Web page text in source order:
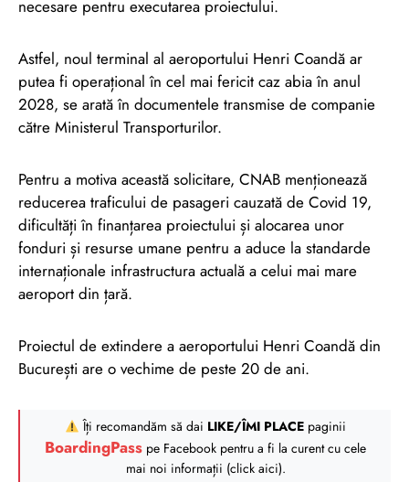
necesare pentru executarea proiectului.
Astfel, noul terminal al aeroportului Henri Coandă ar
putea fi operațional în cel mai fericit caz abia în anul
2028, se arată în documentele transmise de companie
către Ministerul Transporturilor.
Pentru a motiva această solicitare, CNAB menționează
reducerea traficului de pasageri cauzată de Covid 19,
dificultăți în finanțarea proiectului și alocarea unor
fonduri și resurse umane pentru a aduce la standarde
internaționale infrastructura actuală a celui mai mare
aeroport din țară.
Proiectul de extindere a aeroportului Henri Coandă din
București are o vechime de peste 20 de ani.
Îți recomandăm să dai LIKE/ÎMI PLACEpaginii
BoardingPass pe Facebook pentru a fi la curent cu cele
mai noi informații (click aici).